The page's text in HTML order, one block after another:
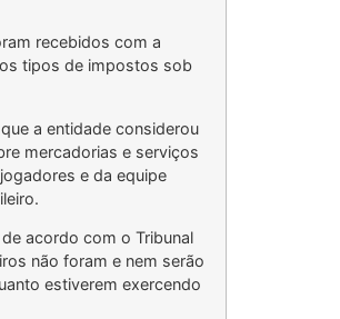
recebidos com a
tipos de impostos sob
a entidade considerou
mercadorias e serviços
e da equipe
acordo com o Tribunal
não foram e nem serão
estiverem exercendo